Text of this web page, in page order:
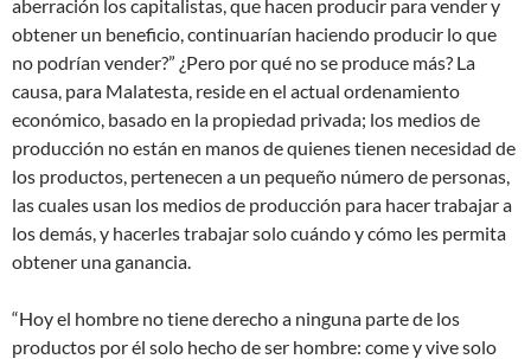
aberración los capitalistas, que hacen producir para vender y
obtener un beneficio, continuarían haciendo producir lo que
no podrían vender?” ¿Pero por qué no se produce más? La
causa, para Malatesta, reside en el actual ordenamiento
económico, basado en la propiedad privada; los medios de
producción no están en manos de quienes tienen necesidad de
los productos, pertenecen a un pequeño número de personas,
las cuales usan los medios de producción para hacer trabajar a
los demás, y hacerles trabajar solo cuándo y cómo les permita
obtener una ganancia.
“Hoy el hombre no tiene derecho a ninguna parte de los
productos por él solo hecho de ser hombre: come y vive solo